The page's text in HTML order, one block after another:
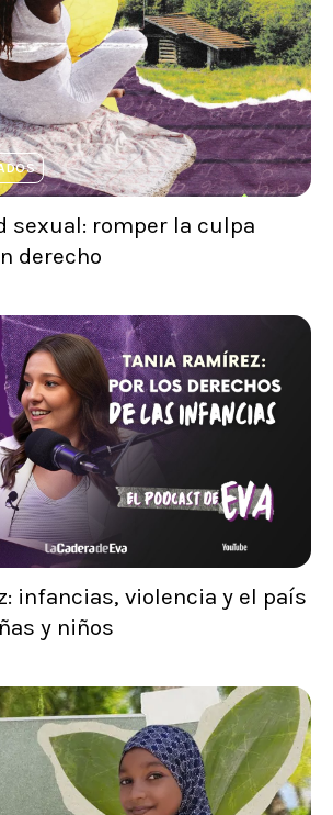
sexual: romper la culpa
derecho
infancias, violencia y el país
y niños